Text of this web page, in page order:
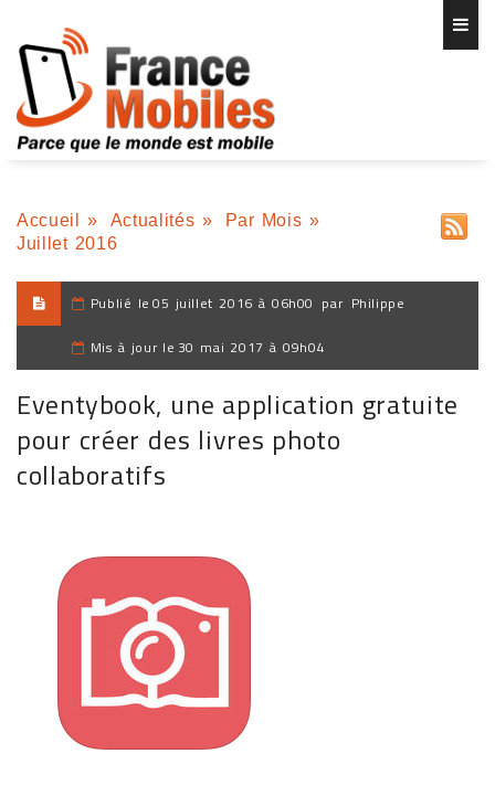
Accueil » Actualités » Par Mois »
Juillet 2016
Publié le 05 juillet 2016 à 06h00 par Philippe
Mis à jour le 30 mai 2017 à 09h04
Eventybook, une application gratuite
pour créer des livres photo
collaboratifs